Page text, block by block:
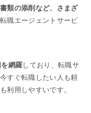
類の添削など、さまざ
職エージェントサービ
網羅しており、転職サ
すぐ転職したい人も頼
利用しやすいです。